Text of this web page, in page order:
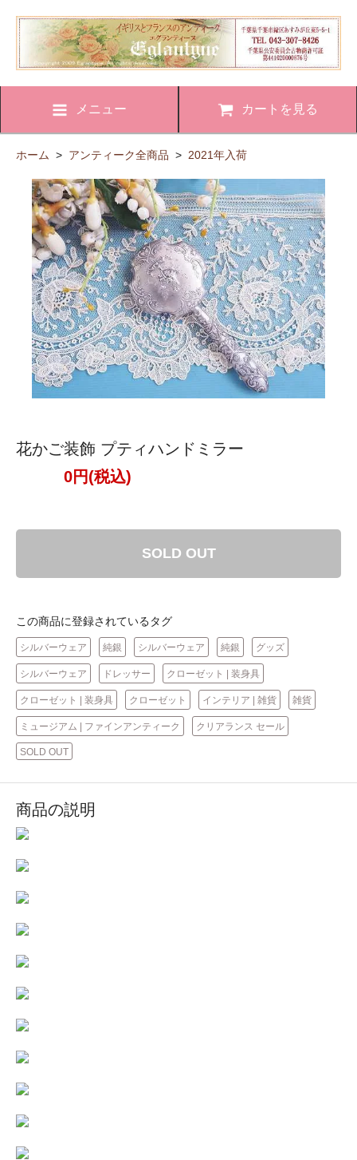
メニュー カートを見る
ホーム > アンティーク全商品 > 2021年入荷
花かご装飾 プティハンドミラー
0円(税込)
SOLD OUT
この商品に登録されているタグ
シルバーウェア 純銀 シルバーウェア 純銀 グッズ
シルバーウェア ドレッサー クローゼット | 装身具
クローゼット | 装身具 クローゼット インテリア | 雑貨 雑貨
ミュージアム | ファインアンティーク クリアランス セール
SOLD OUT
商品の説明